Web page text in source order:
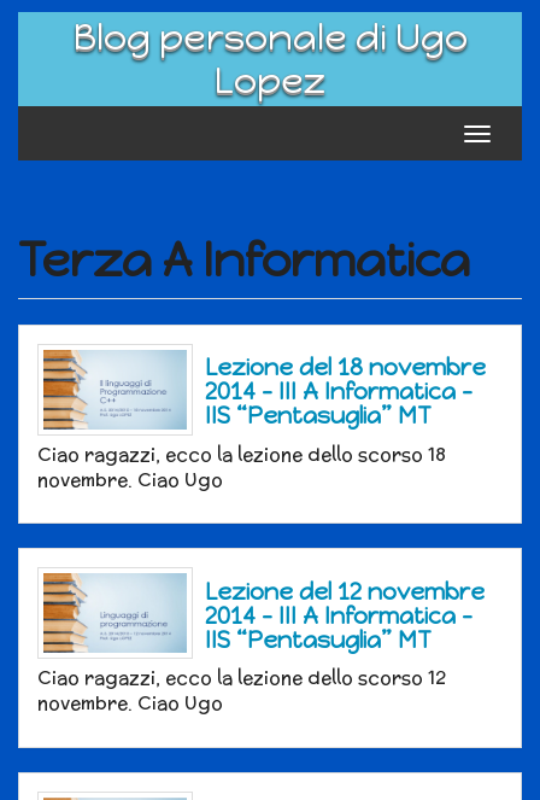
Skip
Blog personale di Ugo
Lopez
Toggle
Terza A Informatica
Lezione del 18 novembre
2014 – III A Informatica –
IIS “Pentasuglia” MT
Ciao ragazzi, ecco la lezione dello scorso 18
novembre. Ciao Ugo
Lezione del 12 novembre
2014 – III A Informatica –
IIS “Pentasuglia” MT
Ciao ragazzi, ecco la lezione dello scorso 12
novembre. Ciao Ugo